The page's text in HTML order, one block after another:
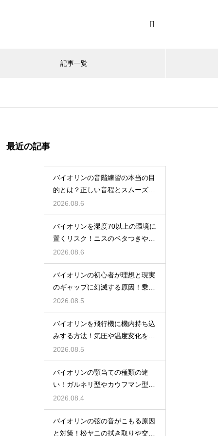
記事一覧
最近の記事
バイオリンの音階練習の本当の目
的とは？正しい音程とスムーズな
運指を身につける
2026.08.6
バイオリンを湿度70以上の環境に
置くリスク！ニスのベタつきやカ
ビを防ぐ対策
2026.08.6
バイオリンの初心者が理想と現実
のギャップに幻滅する原因！乗り
越える心構え
2026.08.5
バイオリンを飛行機に機内持ち込
みする方法！気圧や温度変化を防
ぐ保管の注意
2026.08.5
バイオリンの顎当ての種類の違
い！ガルネリ型やカウフマン型か
ら自分に合う形を
2026.08.4
バイオリンの弦の音がこもる原因
と対策！松ヤニの拭き取りや交換